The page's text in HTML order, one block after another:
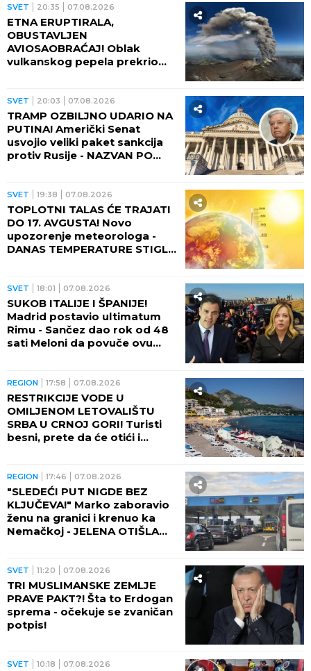
MALOLETNIKA, UVUKLI GA U
JEZIVU ZAMKU!
SVET 20:35 07.08.2026
ETNA ERUPTIRALA,
OBUSTAVLJEN
AVIOSAOBRAĆAJ! Oblak
vulkanskog pepela prekrio
SVET 20:03 07.08.2026
TRAMP OZBILJNO UDARIO NA
PUTINA! Američki Senat
usvojio veliki paket sankcija
protiv Rusije - NAZVAN PO
SVET 19:38 07.08.2026
TOPLOTNI TALAS ĆE TRAJATI
DO 17. AVGUSTA! Novo
upozorenje meteorologa -
DANAS TEMPERATURE STIGLE
SVET 18:01 07.08.2026
SUKOB ITALIJE I ŠPANIJE!
Madrid postavio ultimatum
Rimu - Sančez dao rok od 48
sati Meloni da povuče ovu
REGION 17:58 07.08.2026
RESTRIKCIJE VODE U
OMILJENOM LETOVALIŠTU
SRBA U CRNOJ GORI! Turisti
besni, prete da će otići i
REGION 17:46 07.08.2026
"SLEDEĆI PUT NIGDE BEZ
KLJUČEVA!" Marko zaboravio
ženu na granici i krenuo ka
Nemačkoj - JELENA OTIŠLA
SVET 11:20 07.08.2026
TRI MUSLIMANSKE ZEMLJE
PRAVE PAKT?! Šta to Erdogan
sprema - očekuje se zvaničan
potpis!
SVET 10:18 07.08.2026